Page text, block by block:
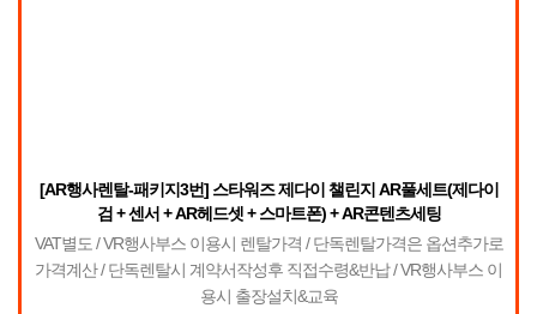
[AR행사렌탈-패키지3번] 스타워즈 제다이 챌린지 AR풀세트(제다이
검 + 센서 + AR헤드셋 + 스마트폰) + AR콘텐츠세팅
VAT별도 / VR행사부스 이용시 렌탈가격 / 단독렌탈가격은 옵션추가로
가격계산 / 단독렌탈시 계약서작성후 직접수령&반납 / VR행사부스 이
용시 출장설치&교육